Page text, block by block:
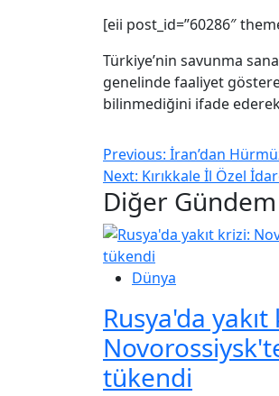
[eii post_id=”60286″
Türkiye’nin savunma
genelinde faaliyet
bilinmediğini ifade
Previous: İran’dan
Next: Kırıkkale İl Özel
Diğer Gündem
Dünya
Rusya'da yakıt
tükendi